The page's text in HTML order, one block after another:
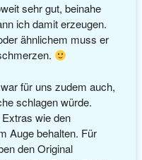
sehr gut, beinahe
ich damit erzeugen.
ähnlichem muss er
für uns zudem auch,
schlagen würde.
wie den
Auge behalten. Für
den Original